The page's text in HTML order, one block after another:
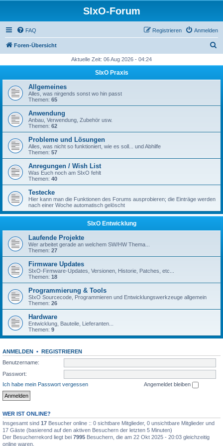
SIxO-Forum
FAQ Anmelden
Registrieren
Foren-Übersicht
h
Aktuelle Zeit: 06 Aug 2026 - 04:24
SIxO Praxis
Allgemeines
Alles, was nirgends sonst wo hin passt
Themen: 65
Anwendung
Anbau, Verwendung, Zubehör usw.
Themen: 62
Probleme und Lösungen
Alles, was nicht so funktioniert, wie es soll... und Abhilfe
Themen: 57
Anregungen / Wish List
Was Euch noch am SIxO fehlt
Themen: 40
Testecke
Hier kann man die Funktionen des Forums ausprobieren; die Einträge werden
nach einer Woche automatisch gelöscht
SIxO Entwicklung
Laufende Projekte
Wer arbeitet gerade an welchem SW/HW Thema...
Themen: 27
Firmware Updates
SIxO-Firmware-Updates, Versionen, Historie, Patches, etc...
Themen: 18
Programmierung & Tools
SIxO Sourcecode, Programmieren und Entwicklungswerkzeuge allgemein
Themen: 26
Hardware
Entwicklung, Bauteile, Lieferanten...
Themen: 9
ANMELDEN • REGISTRIEREN
Benutzername:
Passwort:
Ich habe mein Passwort vergessen
Angemeldet bleiben
WER IST ONLINE?
Insgesamt sind 17 Besucher online :: 0 sichtbare Mitglieder, 0 unsichtbare Mitglieder und
17 Gäste (basierend auf den aktiven Besuchern der letzten 5 Minuten)
Der Besucherrekord liegt bei 7995 Besuchern, die am 22 Okt 2025 - 20:03 gleichzeitig
online waren.